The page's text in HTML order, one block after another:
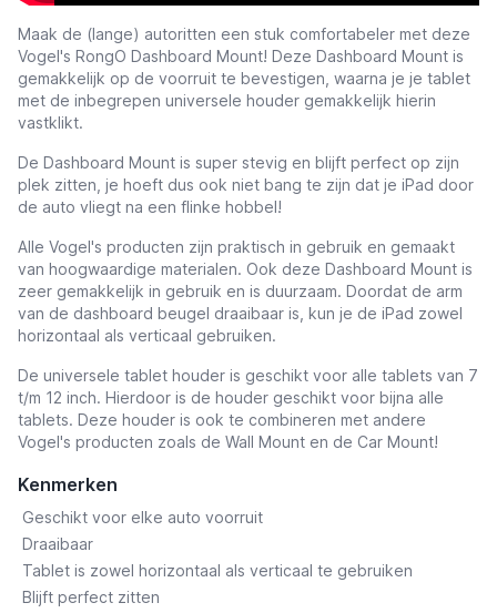
Maak de (lange) autoritten een stuk comfortabeler met deze
Vogel's RongO Dashboard Mount! Deze Dashboard Mount is
gemakkelijk op de voorruit te bevestigen, waarna je je tablet
met de inbegrepen universele houder gemakkelijk hierin
vastklikt.
De Dashboard Mount is super stevig en blijft perfect op zijn
plek zitten, je hoeft dus ook niet bang te zijn dat je iPad door
de auto vliegt na een flinke hobbel!
Alle Vogel's producten zijn praktisch in gebruik en gemaakt
van hoogwaardige materialen. Ook deze Dashboard Mount is
zeer gemakkelijk in gebruik en is duurzaam. Doordat de arm
van de dashboard beugel draaibaar is, kun je de iPad zowel
horizontaal als verticaal gebruiken.
De universele tablet houder is geschikt voor alle tablets van 7
t/m 12 inch. Hierdoor is de houder geschikt voor bijna alle
tablets. Deze houder is ook te combineren met andere
Vogel's producten zoals de Wall Mount en de Car Mount!
Kenmerken
Geschikt voor elke auto voorruit
Draaibaar
Tablet is zowel horizontaal als verticaal te gebruiken
Blijft perfect zitten